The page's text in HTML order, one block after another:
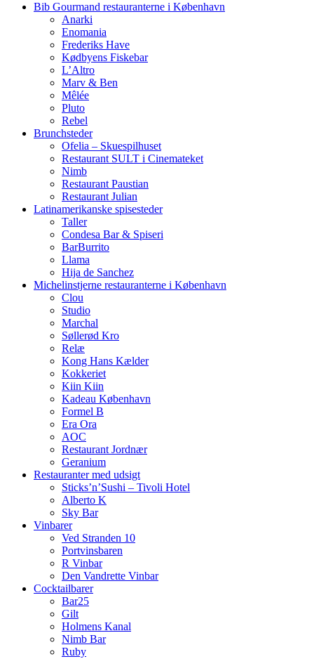
Bib Gourmand restauranterne i København
Anarki
Enomania
Frederiks Have
Kødbyens Fiskebar
L’Altro
Marv & Ben
Mêlée
Pluto
Rebel
Brunchsteder
Ofelia – Skuespilhuset
Restaurant SULT i Cinemateket
Nimb
Restaurant Paustian
Restaurant Julian
Latinamerikanske spisesteder
Taller
Condesa Bar & Spiseri
BarBurrito
Llama
Hija de Sanchez
Michelinstjerne restauranterne i København
Clou
Studio
Marchal
Søllerød Kro
Relæ
Kong Hans Kælder
Kokkeriet
Kiin Kiin
Kadeau København
Formel B
Era Ora
AOC
Restaurant Jordnær
Geranium
Restauranter med udsigt
Sticks’n’Sushi – Tivoli Hotel
Alberto K
Sky Bar
Vinbarer
Ved Stranden 10
Portvinsbaren
R Vinbar
Den Vandrette Vinbar
Cocktailbarer
Bar25
Gilt
Holmens Kanal
Nimb Bar
Ruby